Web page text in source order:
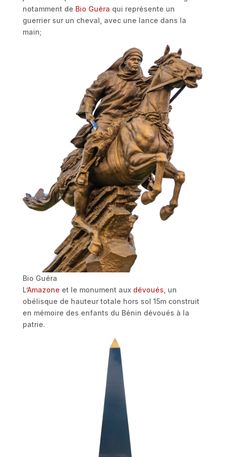
notamment de Bio Guéra qui représente un
guerrier sur un cheval, avec une lance dans la
main;
Bio Guéra
L’Amazone et le monument aux dévoués , un
obélisque de hauteur totale hors sol 15m construit
en mémoire des enfants du Bénin dévoués à la
patrie.